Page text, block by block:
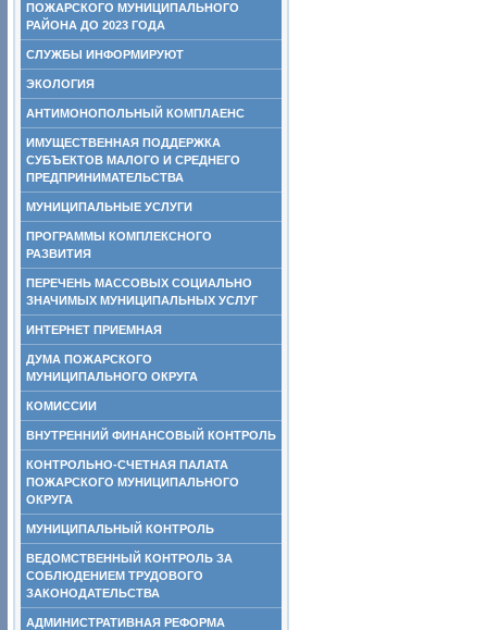
ПОЖАРСКОГО МУНИЦИПАЛЬНОГО
РАЙОНА ДО 2023 ГОДА
СЛУЖБЫ ИНФОРМИРУЮТ
ЭКОЛОГИЯ
АНТИМОНОПОЛЬНЫЙ КОМПЛАЕНС
ИМУЩЕСТВЕННАЯ ПОДДЕРЖКА
СУБЪЕКТОВ МАЛОГО И СРЕДНЕГО
ПРЕДПРИНИМАТЕЛЬСТВА
МУНИЦИПАЛЬНЫЕ УСЛУГИ
ПРОГРАММЫ КОМПЛЕКСНОГО
РАЗВИТИЯ
ПЕРЕЧЕНЬ МАССОВЫХ СОЦИАЛЬНО
ЗНАЧИМЫХ МУНИЦИПАЛЬНЫХ УСЛУГ
ИНТЕРНЕТ ПРИЕМНАЯ
ДУМА ПОЖАРСКОГО
МУНИЦИПАЛЬНОГО ОКРУГА
КОМИССИИ
ВНУТРЕННИЙ ФИНАНСОВЫЙ КОНТРОЛЬ
КОНТРОЛЬНО-СЧЕТНАЯ ПАЛАТА
ПОЖАРСКОГО МУНИЦИПАЛЬНОГО
ОКРУГА
МУНИЦИПАЛЬНЫЙ КОНТРОЛЬ
ВЕДОМСТВЕННЫЙ КОНТРОЛЬ ЗА
СОБЛЮДЕНИЕМ ТРУДОВОГО
ЗАКОНОДАТЕЛЬСТВА
АДМИНИСТРАТИВНАЯ РЕФОРМА